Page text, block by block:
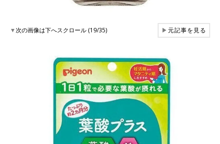
▼次の画像は下へスクロール (19/35) ▶元記事を見る